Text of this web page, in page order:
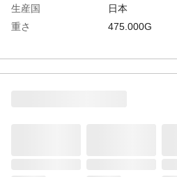
生産国
日本
重さ
475.000G
鋼
材質2
表面処理：塗装